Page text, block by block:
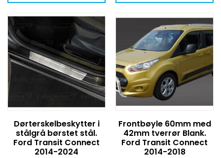
Dørterskelbeskytter i
stålgrå børstet stål.
Ford Transit Connect
2014-2024
Frontbøyle 60mm med
42mm tverrør Blank.
Ford Transit Connect
2014-2018